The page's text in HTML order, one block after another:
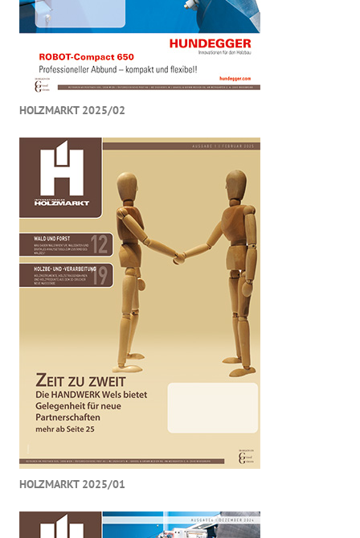
HOLZMARKT 2025/02
HOLZMARKT 2025/01